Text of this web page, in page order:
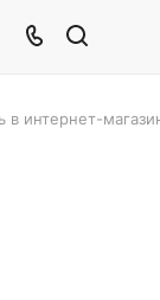
в интернет-